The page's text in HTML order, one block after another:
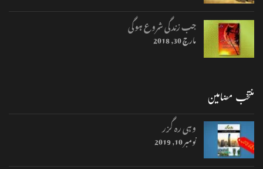
جب زندگی شروع ہوگی
مارچ 30, 2018
منتخب مضامین
وہی رہ گزر
نومبر 10, 2019